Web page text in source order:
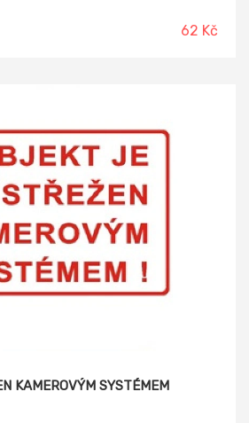
62 Kč
KAMEROVÝM SYSTÉMEM